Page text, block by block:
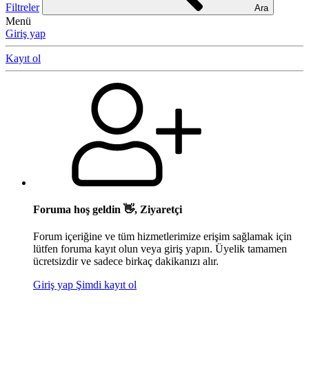
Filtreler Ara
Menü
Giriş yap
Kayıt ol
Foruma hoş geldin 👋, Ziyaretçi
Forum içeriğine ve tüm hizmetlerimize erişim sağlamak için
lütfen foruma kayıt olun veya giriş yapın. Üyelik tamamen
ücretsizdir ve sadece birkaç dakikanızı alır.
Giriş yap Şimdi kayıt ol